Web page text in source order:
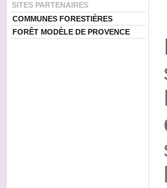
SITES PARTENAIRES
COMMUNES FORESTIÈRES
FORÊT MODÈLE DE PROVENCE